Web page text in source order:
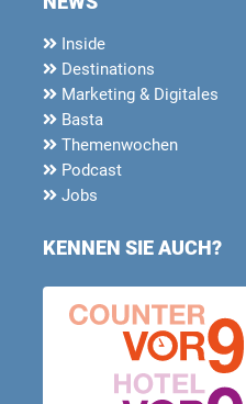
Inside
Destinations
Marketing & Digitales
Basta
Themenwochen
Podcast
Jobs
KENNEN SIE AUCH?